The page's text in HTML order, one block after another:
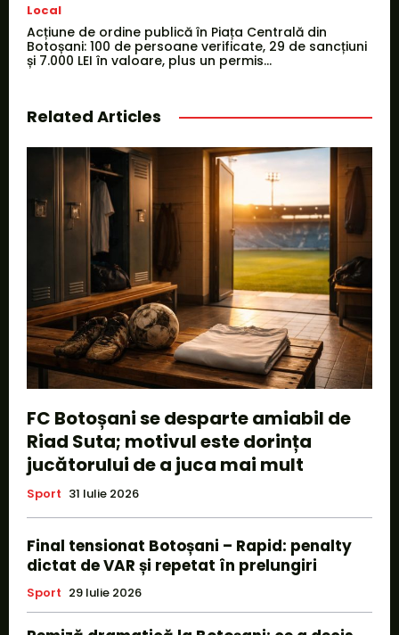
Local
Acțiune de ordine publică în Piața Centrală din
Botoșani: 100 de persoane verificate, 29 de sancțiuni
și 7.000 LEI în valoare, plus un permis...
Related Articles
FC Botoșani se desparte amiabil de
Riad Suta; motivul este dorința
jucătorului de a juca mai mult
Sport 31 Iulie 2026
Final tensionat Botoșani – Rapid: penalty
dictat de VAR și repetat în prelungiri
Sport 29 Iulie 2026